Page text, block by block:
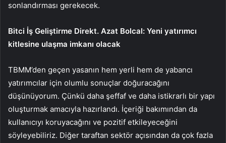
sonlandırması gerekecek.
Bitci İş Geliştirme Direkt. Azat Bolcal: Yeni yatırımcı
kitlesine ulaşma imkanı olacak
TBMM’den geçen yasanın hem yerli hem de yabancı
yatırımcılar için olumlu sonuçlar doğuracağını
düşünüyorum. Çünkü daha şeffaf ve daha istikrarlı bir yapı
oluşturmak amacıyla hazırlandı. İçeriği bakımından da
kullanıcıyı koruyacağını ve pozitif etkileyeceğini
söyleyebiliriz. Diğer taraftan sektör açısından da çok fazla